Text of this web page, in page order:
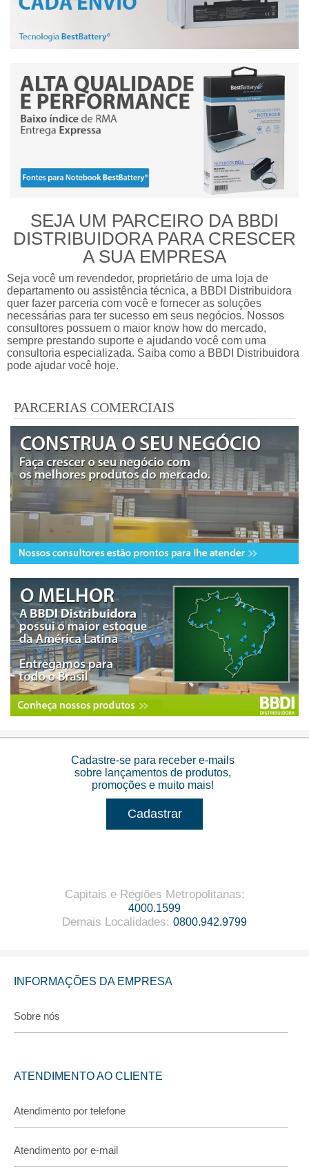
SEJA UM PARCEIRO DA BBDI
DISTRIBUIDORA PARA CRESCER
A SUA EMPRESA
Seja você um revendedor, proprietário de uma loja de
departamento ou assistência técnica, a BBDI Distribuidora
quer fazer parceria com você e fornecer as soluções
necessárias para ter sucesso em seus negócios. Nossos
consultores possuem o maior know how do mercado,
sempre prestando suporte e ajudando você com uma
consultoria especializada. Saiba como a BBDI Distribuidora
pode ajudar você hoje.
PARCERIAS COMERCIAIS
Cadastre-se para receber e-mails
sobre lançamentos de produtos,
promoções e muito mais!
Cadastrar
Capitais e Regiões Metropolitanas:
4000.1599
Demais Localidades: 0800.942.9799
INFORMAÇÕES DA EMPRESA
Sobre nós
ATENDIMENTO AO CLIENTE
Atendimento por telefone
Atendimento por e-mail